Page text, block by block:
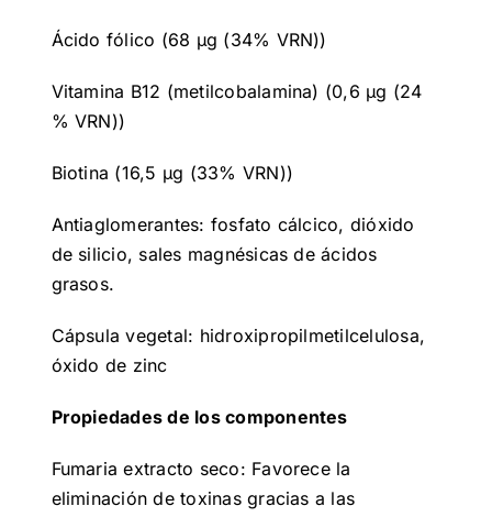
Ácido fólico (68 μg (34% VRN))
Vitamina B12 (metilcobalamina) (0,6 μg (24
% VRN))
Biotina (16,5 μg (33% VRN))
Antiaglomerantes: fosfato cálcico, dióxido
de silicio, sales magnésicas de ácidos
grasos.
Cápsula vegetal: hidroxipropilmetilcelulosa,
óxido de zinc
Propiedades de los componentes
Fumaria extracto seco: Favorece la
eliminación de toxinas gracias a las